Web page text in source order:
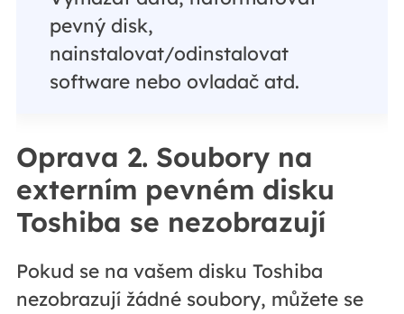
pevný disk,
nainstalovat/odinstalovat
software nebo ovladač atd.
Oprava 2. Soubory na
externím pevném disku
Toshiba se nezobrazují
Pokud se na vašem disku Toshiba
nezobrazují žádné soubory, můžete se